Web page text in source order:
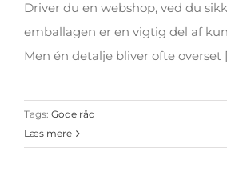
Driver du en webshop, ved du
emballagen er en vigtig del af
Men én detalje bliver ofte overset
Tags: Gode råd
Læs mere